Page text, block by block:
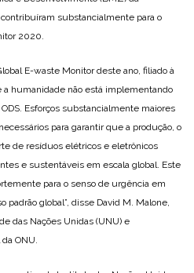
substancialmente para o
2020.
E-waste Monitor deste ano, filiado à
humanidade não está implementando
Esforços substancialmente maiores
para garantir que a produção, o
de resíduos elétricos e eletrônicos
e sustentáveis em escala global. Este
para o senso de urgência em
padrão global”, disse David M. Malone,
das Nações Unidas (UNU) e
ONU.